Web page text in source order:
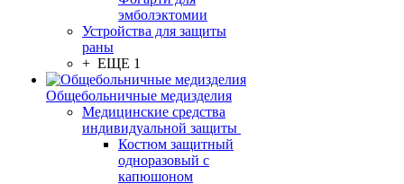
эмболэктомии
Устройства для защиты
раны
+ ЕЩЕ 1
Общебольничные медизделия
Медицинские средства
индивидуальной защиты
Костюм защитный
одноразовый с
капюшоном